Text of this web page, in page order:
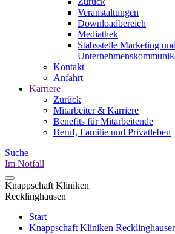
Veranstaltungen
Downloadbereich
Mediathek
Stabsstelle Marketing und
Kontakt
Anfahrt
Karriere
Zurück
Mitarbeiter & Karriere
Benefits für Mitarbeitende
Beruf, Familie und Privatleben
Suche
Im Notfall
Knappschaft Kliniken
Recklinghausen
Start
Knappschaft Kliniken